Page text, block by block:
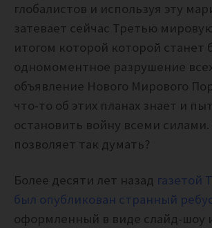
глобалистов и используя эту
затевает сейчас Третью
итогом которой которой станет
одномоментное разрушение
объявление Нового Мирового
что-то об этих планах знает и
остановить войну всеми силами.
позволяет так думать?
Более десяти лет назад газетой
был опубликован странный
оформленный в виде слайд-шоу